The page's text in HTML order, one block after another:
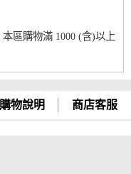
區購物滿 1000 (含)以上
購物說明 商店客服
第一銀行、華南銀行、
富邦銀行、國泰世華、
匯豐銀行、華泰銀行、
行、聯邦銀行、遠東商
行、玉山銀行、凱基銀
銀
第一銀行、華南銀行、